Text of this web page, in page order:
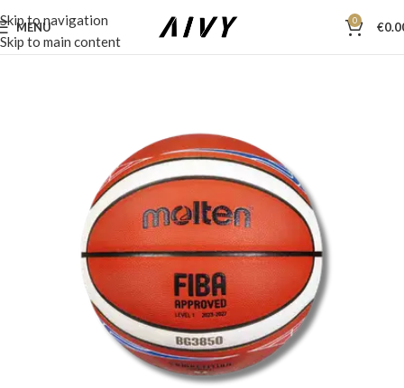
Skip to navigation
Skip to main content
MENU 0 €